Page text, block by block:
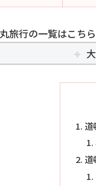
旅行の一覧はこ
道
道